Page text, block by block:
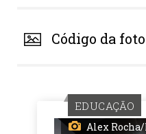
Código da foto
EDUCAÇÃO
Alex